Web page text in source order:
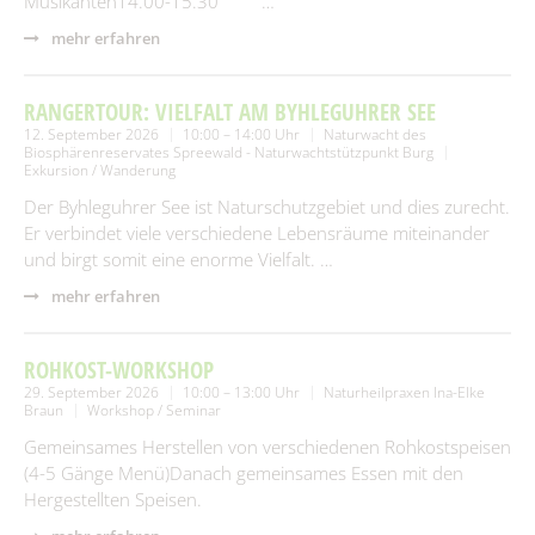
mehr erfahren
RANGERTOUR: VIELFALT AM BYHLEGUHRER SEE
12. September 2026 10:00 – 14:00 Uhr
Naturwacht des
Biosphärenreservates Spreewald - Naturwachtstützpunkt Burg
Exkursion / Wanderung
Der Byhleguhrer See ist Naturschutzgebiet und dies zurecht.
Er verbindet viele verschiedene Lebensräume miteinander
und birgt somit eine enorme Vielfalt. …
mehr erfahren
ROHKOST-WORKSHOP
29. September 2026 10:00 – 13:00 Uhr
Naturheilpraxen Ina-Elke
Braun
Workshop / Seminar
Gemeinsames Herstellen von verschiedenen Rohkostspeisen
(4-5 Gänge Menü)Danach gemeinsames Essen mit den
Hergestellten Speisen.